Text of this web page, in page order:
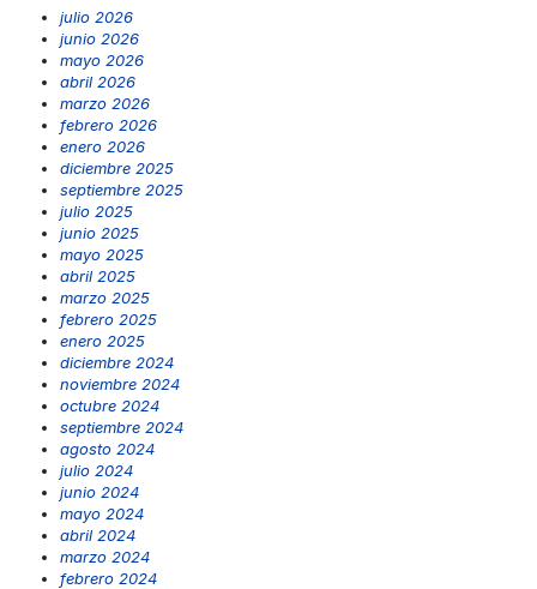
julio 2026
junio 2026
mayo 2026
abril 2026
marzo 2026
febrero 2026
enero 2026
diciembre 2025
septiembre 2025
julio 2025
junio 2025
mayo 2025
abril 2025
marzo 2025
febrero 2025
enero 2025
diciembre 2024
noviembre 2024
octubre 2024
septiembre 2024
agosto 2024
julio 2024
junio 2024
mayo 2024
abril 2024
marzo 2024
febrero 2024